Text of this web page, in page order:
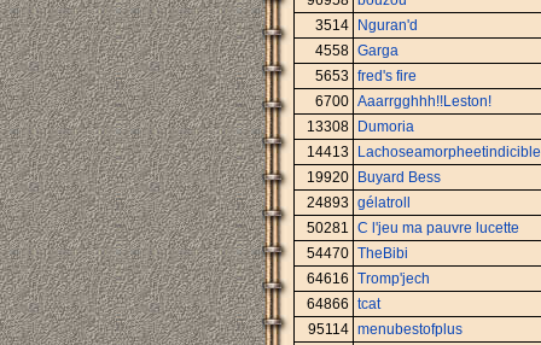
3514
Nguran'd
4558 Garga
5653 fred's fire
6700 Aaarrgghhh!!Leston!
13308
Dumoria
14413
Lachoseamorpheetindicible
19920
Buyard Bess
24893 gélatroll
50281 C l'jeu ma pauvre lucette
54470 TheBibi
64616 Tromp'jech
64866 tcat
95114 menubestofplus